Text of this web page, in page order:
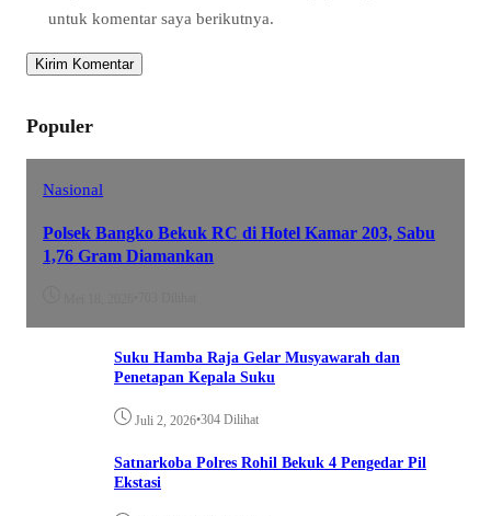
untuk komentar saya berikutnya.
Populer
Nasional
Polsek Bangko Bekuk RC di Hotel Kamar 203, Sabu
1,76 Gram Diamankan
Suku Hamba Raja Gelar Musyawarah dan
Penetapan Kepala Suku
Juli 2, 2026•304 Dilihat
Satnarkoba Polres Rohil Bekuk 4 Pengedar Pil
Ekstasi